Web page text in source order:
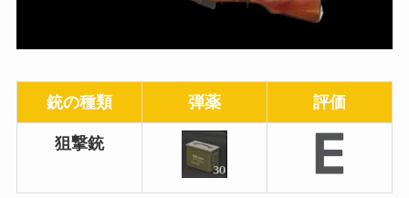
銃の種類 弾薬 評価
狙撃銃